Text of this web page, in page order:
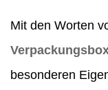
Mit den Worten
besonderen